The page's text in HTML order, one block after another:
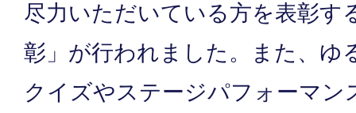
尽力いただいている方を表彰す
彰」が行われました。また、ゆ
クイズやステージパフォーマン